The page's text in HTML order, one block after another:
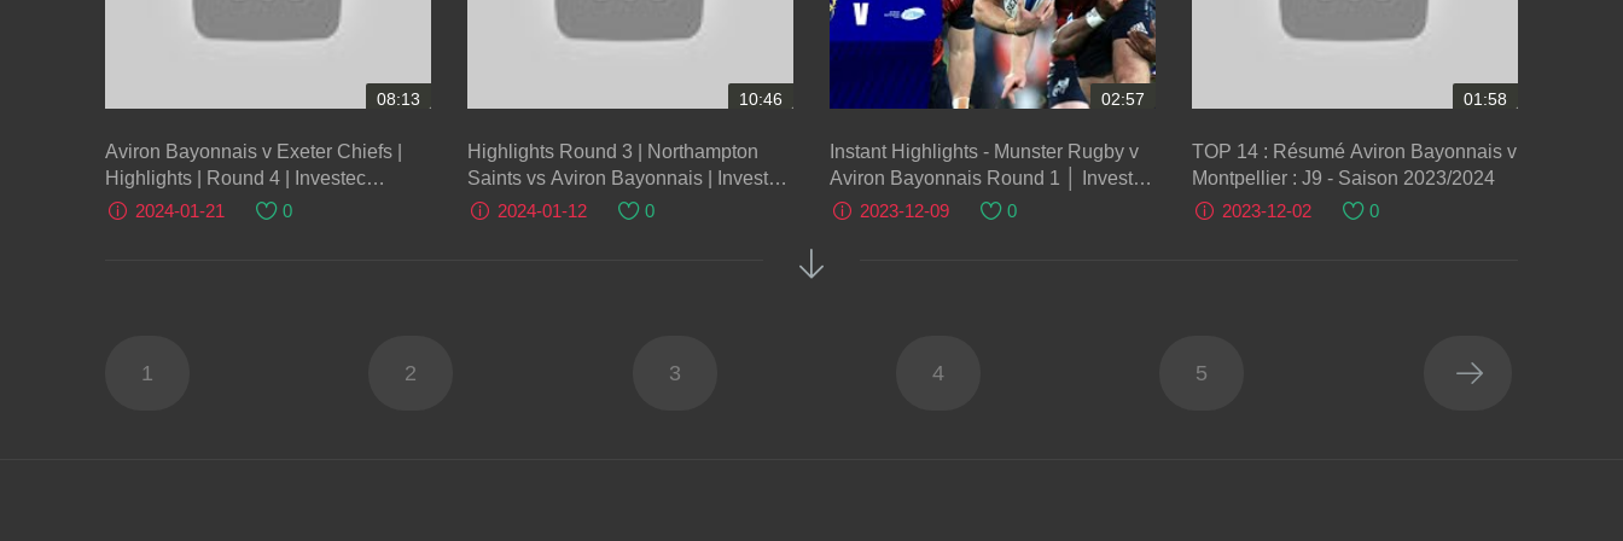
08:13
Aviron Bayonnais v Exeter Chiefs |
Highlights | Round 4 | Investec
Champions Cup 2023/24
2024-01-21 0
10:46
Highlights Round 3 | Northampton
Saints vs Aviron Bayonnais | Investec
Champions Cup 2023/24
2024-01-12 0
02:57
Instant Highlights - Munster Rugby v
Aviron Bayonnais Round 1 │ Investec
Champions Cup 2023/24
2023-12-09 0
01:58
TOP 14 : Résumé Aviron Bayonnais v
Montpellier : J9 - Saison 2023/2024
2023-12-02
0
1 2 3 4 5